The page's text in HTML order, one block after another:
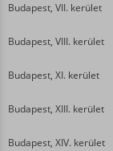
Budapest, VII. kerület
Budapest, VIII. kerület
Budapest, XI. kerület
Budapest, XIII. kerület
Budapest, XIV. kerület